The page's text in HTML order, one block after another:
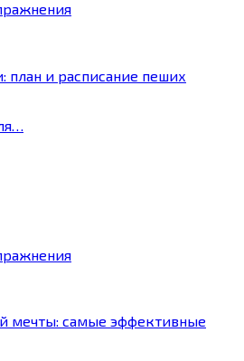
план и расписание пеших
мечты: самые эффективные